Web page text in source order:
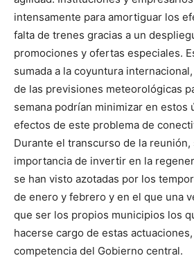
intensamente para amortiguar los
falta de trenes gracias a un
promociones y ofertas especiales.
sumada a la coyuntura
de las previsiones meteorológicas
semana podrían minimizar en estos
efectos de este problema de
Durante el transcurso de la
importancia de invertir en la
se han visto azotadas por los
de enero y febrero y en el que una
que ser los propios municipios los
hacerse cargo de estas
competencia del Gobierno central.